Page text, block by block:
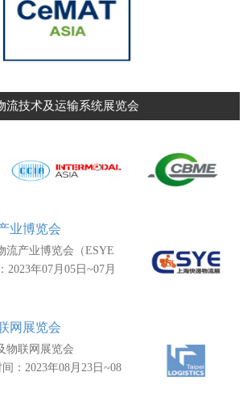
流与供应链博览会
装工业展览会
流技术及运输系统展览会
业博览会
流产业博览会（ESYE
年07月05日~07月
上海-浦东新区龙阳路
网展览会
物联网展览会
：2023年08月23日~08
港台-台湾-南港区经